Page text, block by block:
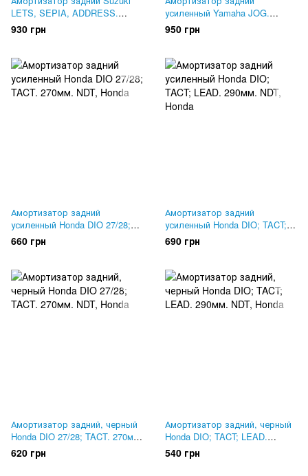
LETS, SEPIA, ADDRESS.
275мм. Mototech ADVANCE
930 грн
усиленный Yamaha JOG.
250мм. NDT Black Titanium
950 грн
Амортизатор задний
усиленный Honda DIO 27/28;
TACT. 270мм. NDT
660 грн
Амортизатор задний
усиленный Honda DIO; TACT;
LEAD. 290мм. NDT
690 грн
Амортизатор задний, черный
Honda DIO 27/28; TACT. 270мм.
NDT
620 грн
Амортизатор задний, черный
Honda DIO; TACT; LEAD.
290мм. NDT
540 грн